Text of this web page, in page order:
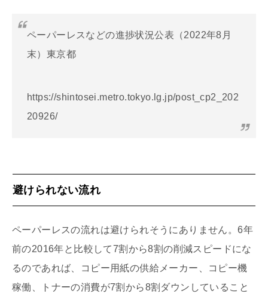
ペーパーレスなどの進捗状況公表（2022年8月
末）東京都
https://shintosei.metro.tokyo.lg.jp/post_cp2_202
20926/
避けられない流れ
ペーパーレスの流れは避けられそうにありません。6年
前の2016年と比較して7割から8割の削減スピードにな
るのであれば、コピー用紙の供給メーカー、コピー機
稼働、トナーの消費が7割から8割ダウンしていること